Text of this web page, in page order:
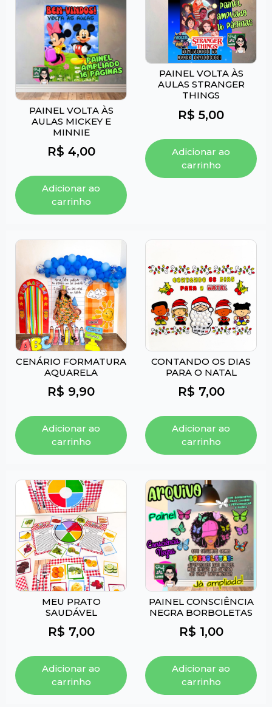
PAINEL VOLTA ÀS
AULAS MICKEY E
MINNIE
R$ 4,00
Adicionar ao
carrinho
PAINEL VOLTA ÀS
AULAS STRANGER
THINGS
R$ 5,00
Adicionar ao
carrinho
CENÁRIO FORMATURA
AQUARELA
R$ 9,90
Adicionar ao
carrinho
CONTANDO OS DIAS
PARA O NATAL
R$ 7,00
Adicionar ao
carrinho
MEU PRATO
SAUDÁVEL
R$ 7,00
Adicionar ao
carrinho
PAINEL CONSCIÊNCIA
NEGRA BORBOLETAS
R$ 1,00
Adicionar ao
carrinho